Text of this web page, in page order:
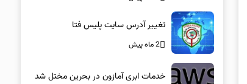
تغییر آدرس سایت پلیس فتا
2 ماه پیش
خدمات ابری آمازون در بحرین مختل شد